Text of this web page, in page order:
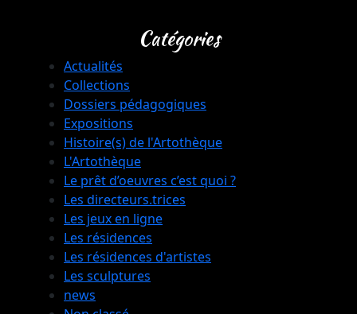
Catégories
Actualités
Collections
Dossiers pédagogiques
Expositions
Histoire(s) de l'Artothèque
L'Artothèque
Le prêt d’oeuvres c’est quoi ?
Les directeurs.trices
Les jeux en ligne
Les résidences
Les résidences d'artistes
Les sculptures
news